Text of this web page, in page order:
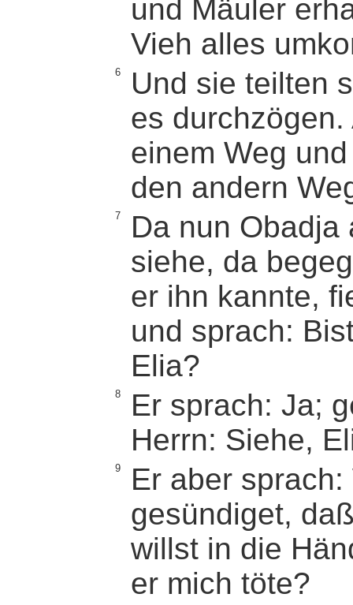
und Mäuler
Vieh alles
6
Und sie teilten
es
einem Weg
den andern
7
Da nun Obadja
siehe, da
er ihn kannte,
und sprach:
Elia?
8
Er sprach: Ja;
Herrn: Siehe,
9
Er aber
gesündiget,
willst in die
er mich töte?